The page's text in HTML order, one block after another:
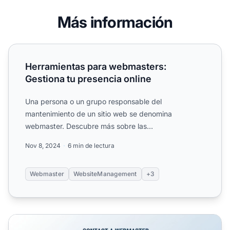
Más información
Herramientas para webmasters: Gestiona tu presencia
Herramientas para webmasters:
Gestiona tu presencia online
Una persona o un grupo responsable del
mantenimiento de un sitio web se denomina
webmaster. Descubre más sobre las
Nov 8, 2024 6 min de lectura
Webmaster WebsiteManagement +3
Cómo contactar a un webmaster